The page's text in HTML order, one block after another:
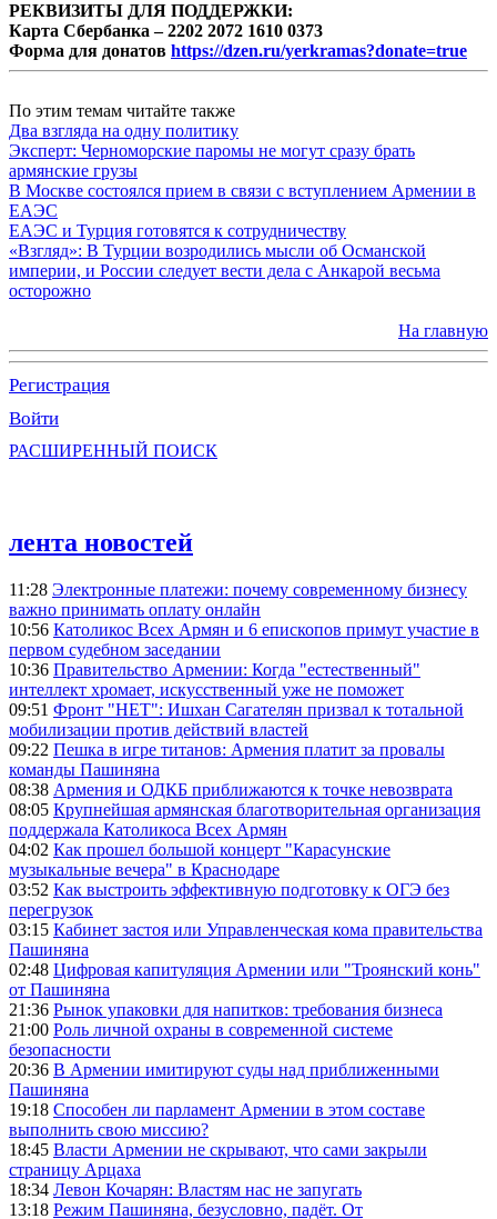
РЕКВИЗИТЫ ДЛЯ ПОДДЕРЖКИ:
Карта Сбербанка – 2202 2072 1610 0373
Форма для донатов https://dzen.ru/yerkramas?donate=true
По этим темам читайте также
Два взгляда на одну политику
Эксперт: Черноморские паромы не могут сразу брать
армянские грузы
В Москве состоялся прием в связи с вступлением Армении в
ЕАЭС
ЕАЭС и Турция готовятся к сотрудничеству
«Взгляд»: В Турции возродились мысли об Османской
империи, и России следует вести дела с Анкарой весьма
осторожно
На главную
Регистрация
Войти
РАСШИРЕННЫЙ ПОИСК
лента новостей
11:28 Электронные платежи: почему современному бизнесу
важно принимать оплату онлайн
10:56 Католикос Всех Армян и 6 епископов примут участие в
первом судебном заседании
10:36 Правительство Армении: Когда "естественный"
интеллект хромает, искусственный уже не поможет
09:51 Фронт "НЕТ": Ишхан Сагателян призвал к тотальной
мобилизации против действий властей
09:22 Пешка в игре титанов: Армения платит за провалы
команды Пашиняна
08:38 Армения и ОДКБ приближаются к точке невозврата
08:05 Крупнейшая армянская благотворительная организация
поддержала Католикоса Всех Армян
04:02 Как прошел большой концерт "Карасунские
музыкальные вечера" в Краснодаре
03:52 Как выстроить эффективную подготовку к ОГЭ без
перегрузок
03:15 Кабинет застоя или Управленческая кома правительства
Пашиняна
02:48 Цифровая капитуляция Армении или "Троянский конь"
от Пашиняна
21:36 Рынок упаковки для напитков: требования бизнеса
21:00 Роль личной охраны в современной системе
безопасности
20:36 В Армении имитируют суды над приближенными
Пашиняна
19:18 Способен ли парламент Армении в этом составе
выполнить свою миссию?
18:45 Власти Армении не скрывают, что сами закрыли
страницу Арцаха
18:34 Левон Кочарян: Властям нас не запугать
13:18 Режим Пашиняна, безусловно, падёт. От